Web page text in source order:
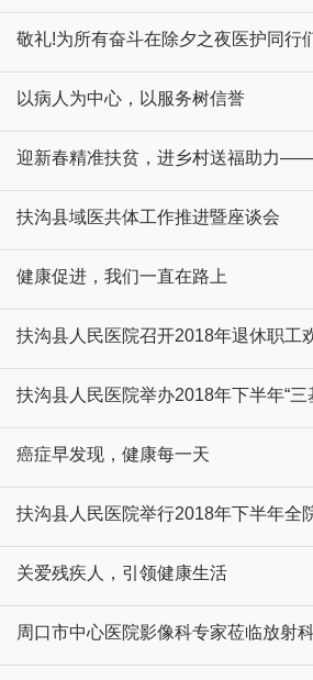
敬礼!为所有奋斗在除夕之夜医护同行
以病人为中心，以服务树信誉
扶沟县域医共体工作推进暨座谈会
健康促进，我们一直在路上
扶沟县人民医院召开2018年退休职工
癌症早发现，健康每一天
关爱残疾人，引领健康生活
周口市中心医院影像科专家莅临放射